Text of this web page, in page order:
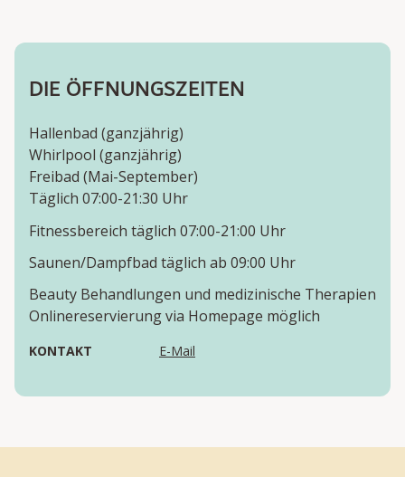
DIE ÖFFNUNGSZEITEN
Hallenbad (ganzjährig)
Whirlpool (ganzjährig)
Freibad (Mai-September)
Täglich 07:00-21:30 Uhr
Fitnessbereich täglich 07:00-21:00 Uhr
Saunen/Dampfbad täglich ab 09:00 Uhr
Beauty Behandlungen und medizinische Therapien
Onlinereservierung via Homepage möglich
KONTAKT E-Mail